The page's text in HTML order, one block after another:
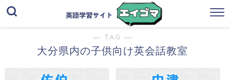
― TAG ―
大分県内の子供向け英会話教室